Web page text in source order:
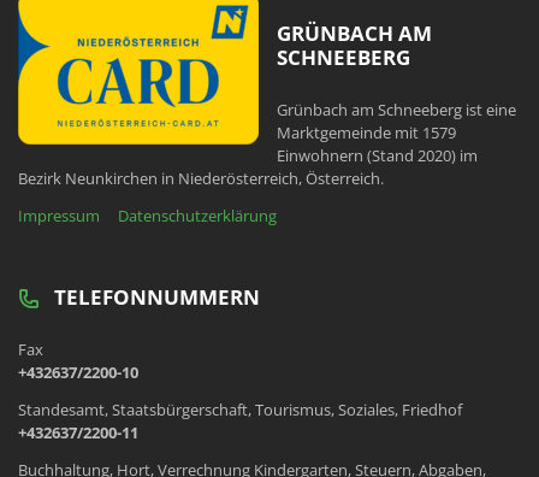
GRÜNBACH AM
SCHNEEBERG
Grünbach am Schneeberg ist eine
Marktgemeinde mit 1579
Einwohnern (Stand 2020) im
Bezirk Neunkirchen in Niederösterreich, Österreich.
Impressum
Datenschutzerklärung
TELEFONNUMMERN
Fax
+432637/2200-10
Standesamt, Staatsbürgerschaft, Tourismus, Soziales, Friedhof
+432637/2200-11
Buchhaltung, Hort, Verrechnung Kindergarten, Steuern, Abgaben,